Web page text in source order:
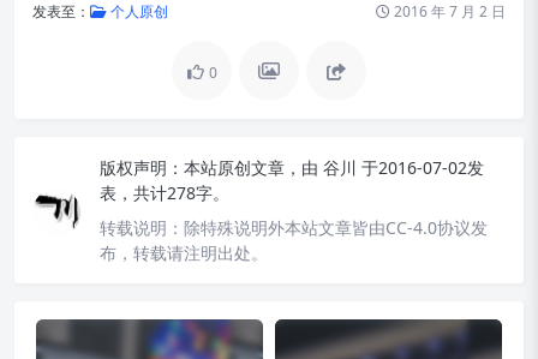
发表至： 个人原创 2016 年 7 月 2 日
0
版权声明： 本站原创文章，由 谷川 于2016-07-02发
表，共计278字。
转载说明： 除特殊说明外本站文章皆由CC-4.0协议发
布，转载请注明出处。